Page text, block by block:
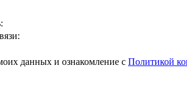
данных и ознакомление с Политикой